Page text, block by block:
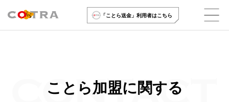
「ことら送金」利用者はこちら
ことら加盟に関する